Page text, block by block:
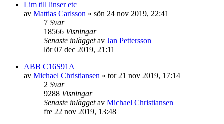
Lim till linser etc
av Mattias Carlsson » sön 24 nov 2019, 22:41
7 Svar
18566 Visningar
Senaste inläggetav Jan Pettersson
lör 07 dec 2019, 21:11
ABB C16S91A
av Michael Christiansen » tor 21 nov 2019, 17:14
2 Svar
9288 Visningar
Senaste inläggetav Michael Christiansen
fre 22 nov 2019, 13:48